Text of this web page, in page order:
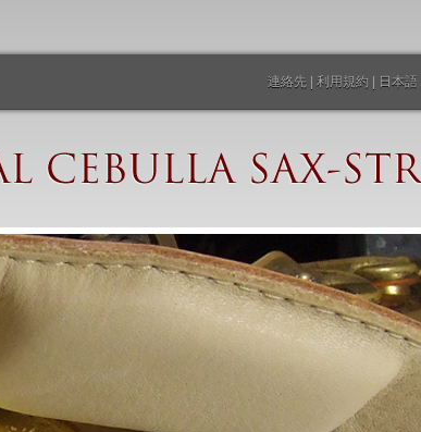
連絡先| 利用規約 日本語|